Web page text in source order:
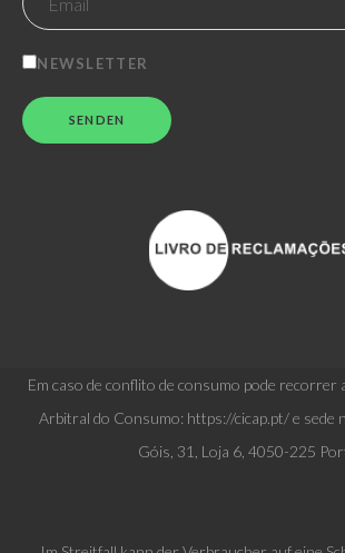
NEWSLETTER
Em caso de conflito de consumo pode recorrer
Arbitral do Consumo: https://cicap.pt/ e sede
Góis, 31, Loja 6, 4050-225